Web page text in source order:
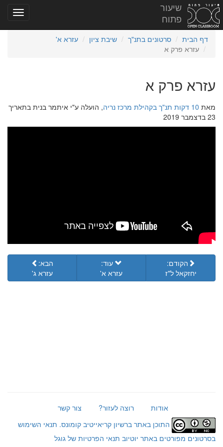
שיעור
פתוח
דף הבית סרטונים בתנ"ך שיבת ציון
עזרא א'
עזרא פרק א
עזרא פרק א
מאת 10 דקות תנ"ך בקהילת מרכז נריה
, הועלה ע"י איתמר בנית בתאריך
23 בדצמבר 2019
הקודם:
יחזקאל ל"ז
עוד:
עזרא א'
הבא:
עזרא ג'
אודות רוצה לעזור?
צור קשר
התוכן באתר ברשיון קריאייטיב קומונס. תנאי השימוש
בסרטונים מפורטים באתר יוטיוב תנאי הפרטיות של גוגל